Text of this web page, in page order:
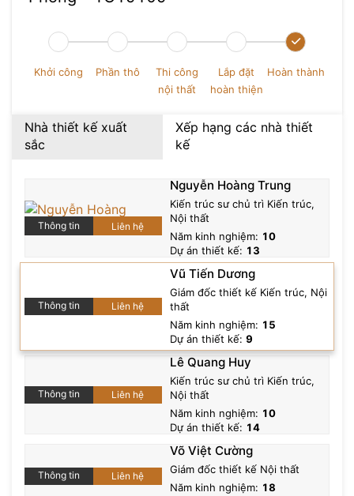
Khởi công Phần thô
Thi công
nội thất
Lắp đặt
hoàn thiện
Hoàn thành
Đề xuất
Chức vụ : Giám đốc thiết kế Kiến trúc, Nội thất
Số dự án đã thực hiện: 0+
Số năm kinh nghiệm:11.
Thông tin Liên hệ
Nguyễn Hoàng Trung
Kiến trúc sư chủ trì Kiến trúc,
Nội thất
Năm kinh nghiệm: 10
Dự án thiết kế: 13
Thông tin Liên hệ
Vũ Tiến Dương
Giám đốc thiết kế Kiến trúc, Nội
thất
Năm kinh nghiệm: 15
Dự án thiết kế: 9
Thông tin Liên hệ
Lê Quang Huy
Kiến trúc sư chủ trì Kiến trúc,
Nội thất
Năm kinh nghiệm: 10
Dự án thiết kế: 14
Thông tin Liên hệ
Võ Việt Cường
Giám đốc thiết kế Nội thất
Năm kinh nghiệm: 18
Nhà thiết kế xuất
sắc
Xếp hạng các nhà thiết
kế